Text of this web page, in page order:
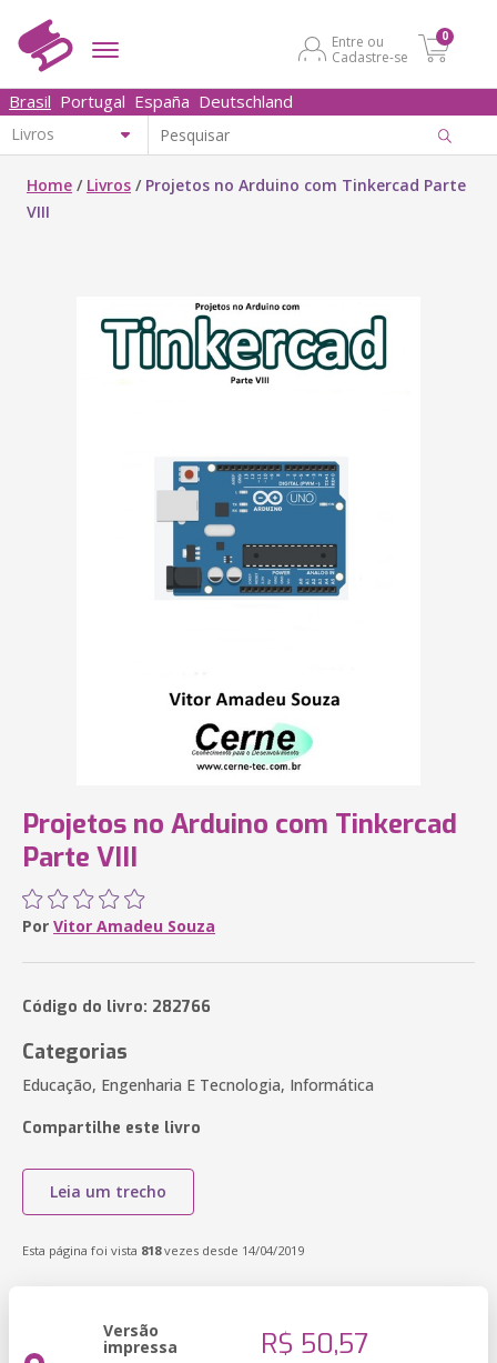
Entre ou
Cadastre-se
0
Brasil Portugal España Deutschland
Home / Livros / Projetos no Arduino com Tinkercad Parte
VIII
Projetos no Arduino com Tinkercad
Parte VIII
Por Vitor Amadeu Souza
Código do livro: 282766
Categorias
Educação, Engenharia E Tecnologia, Informática
Compartilhe este livro
Leia um trecho
Esta página foi vista 818vezes desde 14/04/2019
Versão
impressa R$ 50,57